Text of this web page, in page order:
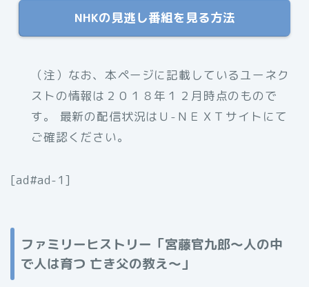
NHKの見逃し番組を見る方法
（注） なお、本ページに記載しているユーネク
ストの情報は２０１８年１２月時点のもので
す。 最新の配信状況はＵ-ＮＥＸＴサイトにて
ご確認ください。
[ad#ad-1]
ファミリーヒストリー「宮藤官九郎～人の中
で人は育つ 亡き父の教え～」